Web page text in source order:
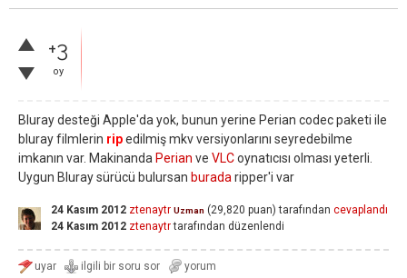
+3
oy
Bluray desteği Apple'da yok, bunun yerine Perian codec paketi ile
bluray filmlerin ripedilmiş mkv versiyonlarını seyredebilme
imkanın var. Makinanda Perian ve VLCoynatıcısı olması yeterli.
Uygun Bluray sürücü bulursan burada ripper'i var
24 Kasım 2012 ztenaytr Uzman (29,820 puan) tarafından cevaplandı
24 Kasım 2012 ztenaytrtarafından düzenlendi